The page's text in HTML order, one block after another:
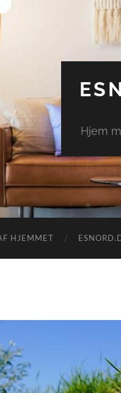
Hjem
HJEMMET